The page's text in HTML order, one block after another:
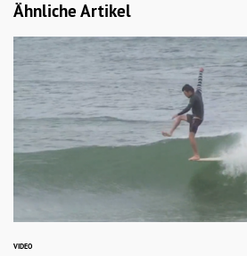
Ähnliche Artikel
VIDEO